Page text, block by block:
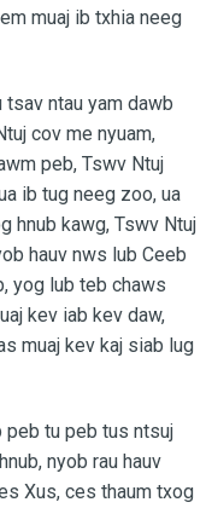
muaj ib txhia neeg
ntau yam dawb
cov me nyuam,
peb, Tswv Ntuj
ib tug neeg zoo, ua
hnub kawg, Tswv Ntuj
hauv nws lub Ceeb
yog lub teb chaws
kev iab kev daw,
muaj kev kaj siab lug
peb tu peb tus ntsuj
nyob rau hauv
Xus, ces thaum txog